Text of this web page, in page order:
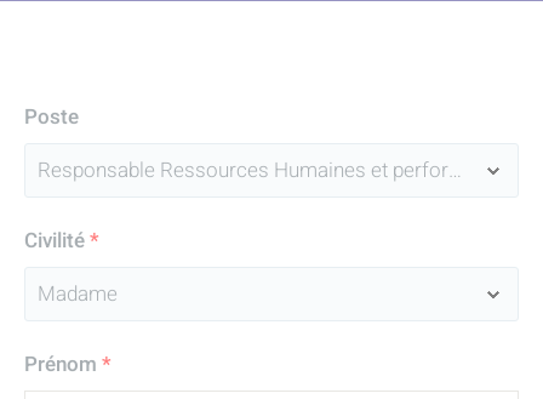
Poste
Civilité*
Prénom *